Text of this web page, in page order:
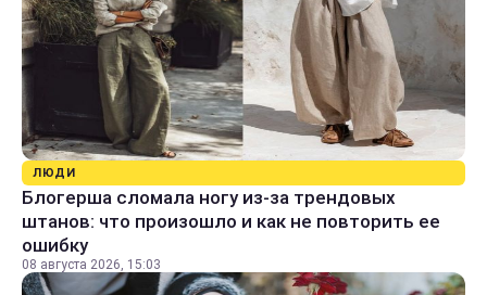
ЛЮДИ
Блогерша сломала ногу из-за трендовых
штанов: что произошло и как не повторить ее
ошибку
08 августа 2026, 15:03